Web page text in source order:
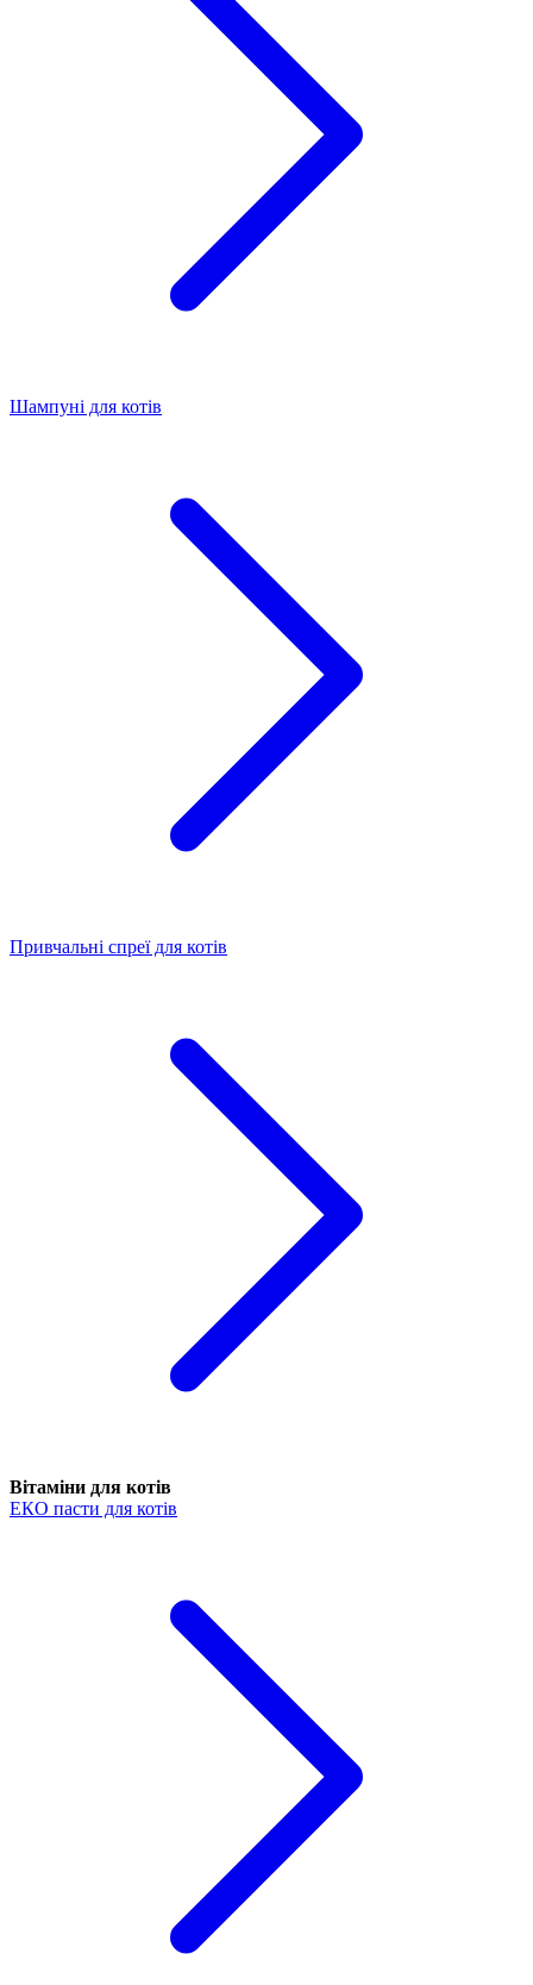
Шампуні для котів
Привчальні спреї для котів
Вітаміни для котів
ЕКО пасти для котів